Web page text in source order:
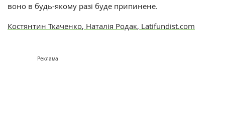
воно в будь-якому разі буде припинене.
Костянтин Ткаченко, Наталія Родак, Latifundist.com
Реклама